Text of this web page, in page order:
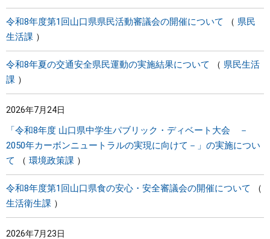
令和8年度第1回山口県県民活動審議会の開催について
県民
生活課
令和8年夏の交通安全県民運動の実施結果について
県民生活
課
2026年7月24日
「令和8年度 山口県中学生パブリック・ディベート大会 －
2050年カーボンニュートラルの実現に向けて－」の実施につい
て
環境政策課
令和8年度第1回山口県食の安心・安全審議会の開催について
生活衛生課
2026年7月23日